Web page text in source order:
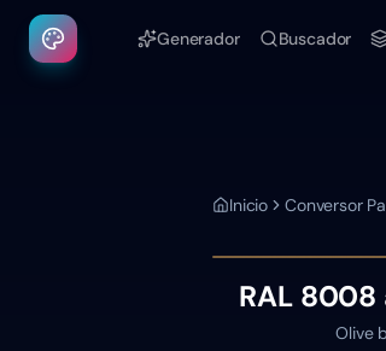
Generador Buscador
Inicio Conversor
RAL 8008
Olive